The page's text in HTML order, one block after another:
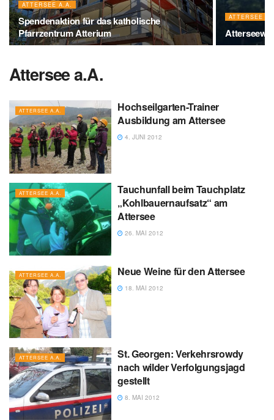
ATTERSEE A.A.
Spendenaktion für das katholische
Pfarrzentrum Atterium
ATTERSEE
Attersee a.A.
ATTERSEE A.A.
Hochseilgarten-Trainer
Ausbildung am Attersee
4. JUNI 2012
ATTERSEE A.A.
Tauchunfall beim Tauchplatz
„Kohlbauernaufsatz“ am
Attersee
26. MAI 2012
ATTERSEE A.A. Neue Weine für den Attersee
18. MAI 2012
ATTERSEE A.A.
St. Georgen: Verkehrsrowdy
nach wilder Verfolgungsjagd
gestellt
8. MAI 2012